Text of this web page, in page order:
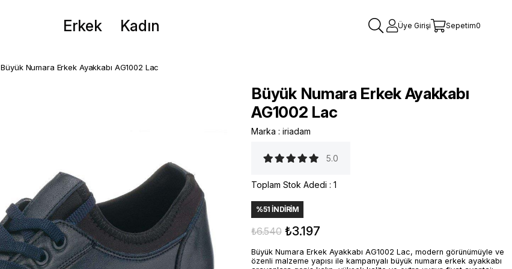
Erkek Kadın Üye Girişi Sepetim0
Büyük Numara Erkek Ayakkabı AG1002 Lac
Büyük Numara Erkek Ayakkabı
AG1002 Lac
Marka : iriadam
5.0
Toplam Stok Adedi : 1
%51 İNDIRIM
₺6.540 ₺3.197
Büyük Numara Erkek Ayakkabı AG1002 Lac, modern görünümüyle ve
özenli malzeme yapısı ile kampanyalı büyük numara erkek ayakkabı